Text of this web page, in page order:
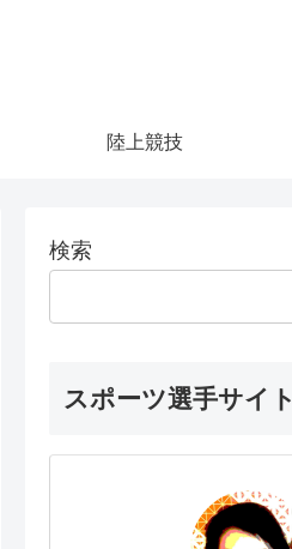
陸上競技
検索
スポーツ選手サイト